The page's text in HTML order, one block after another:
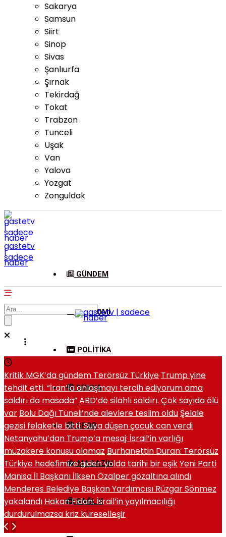
Sakarya
Samsun
Siirt
Sinop
Sivas
Şanlıurfa
Şırnak
Tekirdağ
Tokat
Trabzon
Tunceli
Uşak
Van
Yalova
Yozgat
Zonguldak
gastetv
|
sadece
haber
GÜNDEM
EKONOMI
POLITIKA
DÜNYA
SPOR
MAGAZIN
SAĞLIK
Kritik MGK’da gündem Terörsüz Türkiye Trump yine
tehdit etti. “İran’la anlaşmayı tercih ediyorum ama
saldırı da masada”ABD’de silahlı saldırı. Çok sayıda ölü
var Bolu Dağı Tüneli’nde alevlere teslim oldu Şelale
gezisi felaketle bitti. Suya düşen çocuk can verdi
Netanyahu’dan Trump’a mesaj: İsrail’in varlığı
müzakere konusu olamaz Burhanettin Duran: Terörsüz
Türkiye hedefimize giden yolda tarihi bir eşikYeni Parti
Manisa İl Başkanı İlksen Özalper gözaltına alındı
Menderes Belediye Başkan Yardımcısı Rüzgar Sönmez
yakalandı Hakan Fidan: İsrail’in yayılmacılığı
durdurulmazsa kriz küreselleşir